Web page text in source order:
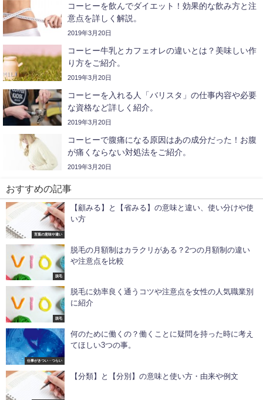
コーヒーを飲んでダイエット！効果的な飲み方と注
意点を詳しく解説。
2019年3月20日
コーヒー牛乳とカフェオレの違いとは？美味しい作
り方をご紹介。
2019年3月20日
コーヒーを入れる人「バリスタ」の仕事内容や必要
な資格など詳しく紹介。
2019年3月20日
コーヒーで腹痛になる原因はあの成分だった！お腹
が痛くならない対処法をご紹介。
2019年3月20日
おすすめの記事
言葉の意味や違い
【顧みる】と【省みる】の意味と違い、使い分けや使
い方
脱毛
脱毛の月額制はカラクリがある？2つの月額制の違い
や注意点を比較
脱毛
脱毛に効率良く通うコツや注意点を女性の人気職業別
に紹介
仕事がきつい・つらい
何のために働くの？働くことに疑問を持った時に考え
てほしい3つの事。
【分類】と【分別】の意味と使い方・由来や例文